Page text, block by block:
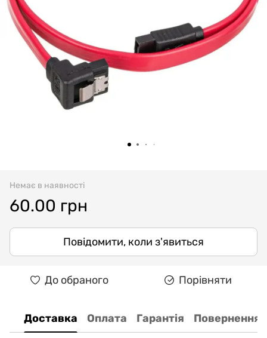
Немає в наявності
60.00 грн
Повідомити, коли з'явиться
До обраного Порівняти
Доставка Оплата Гарантія Повернення